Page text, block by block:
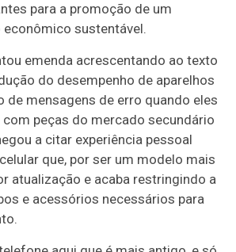
para a promoção de um
sustentável.
emenda acrescentando ao texto
do desempenho de aparelhos
de mensagens de erro quando eles
peças do mercado secundário
a citar experiência pessoal
que, por ser um modelo mais
atualização e acaba restringindo a
e acessórios necessários para